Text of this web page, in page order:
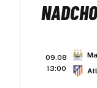
09.08
13:00